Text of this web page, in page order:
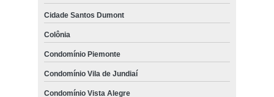
Cidade Santos Dumont
Colônia
Condomínio Piemonte
Condomínio Vila de Jundiaí
Condomínio Vista Alegre